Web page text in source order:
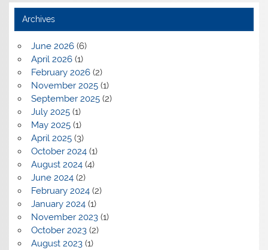
Archives
June 2026(6)
April 2026(1)
February 2026(2)
November 2025(1)
September 2025(2)
July 2025(1)
May 2025(1)
April 2025(3)
October 2024(1)
August 2024(4)
June 2024(2)
February 2024(2)
January 2024(1)
November 2023(1)
October 2023(2)
August 2023(1)